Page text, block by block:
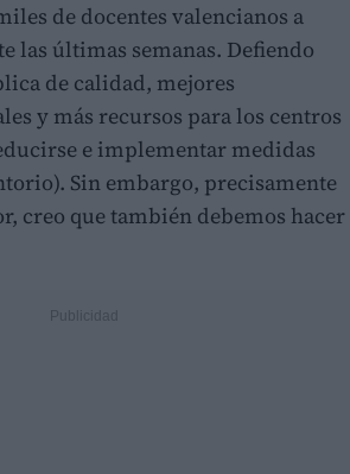
de docentes valencianos a
las últimas semanas. Defiendo
de calidad, mejores
y más recursos para los centros
e implementar medidas
Sin embargo, precisamente
creo que también debemos hacer